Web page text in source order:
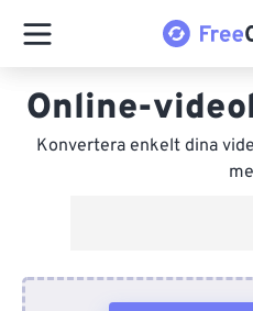
Online-
Konvertera enkelt dina